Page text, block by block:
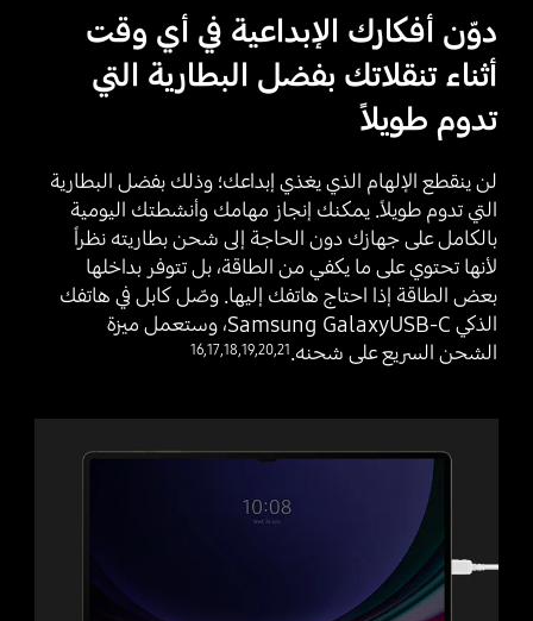
دوّن أفكارك الإبداعية في أي وقت
أثناء تنقلاتك بفضل البطارية التي
تدوم طويلاً
لن ينقطع الإلهام الذي يغذي إبداعك؛ وذلك بفضل البطارية
التي تدوم طويلاً. يمكنك إنجاز مهامك وأنشطتك اليومية
بالكامل على جهازك دون الحاجة إلى شحن بطاريته نظراً
لأنها تحتوي على ما يكفي من الطاقة، بل تتوفر بداخلها
بعض الطاقة إذا احتاج هاتفك إليها. وصّل كابل في هاتفك
الذكي Samsung GalaxyUSB-C، وستعمل ميزة
الشحن السريع على شحنه.‎
16 ,17 ,18 ,19 ,20 ,21